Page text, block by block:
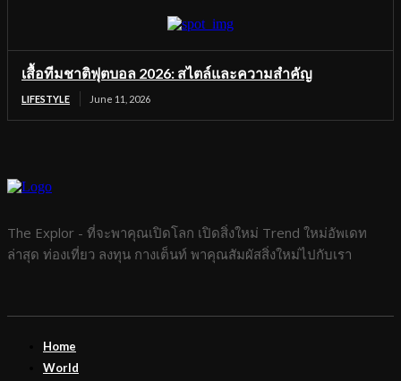
เสื้อทีมชาติฟุตบอล 2026: สไตล์และความสำคัญ
LIFESTYLE June 11, 2026
The Explor - ที่จะพาคุณเปิดโลก เปิดสิ่งใหม่ Trend ใหม่อัพเดท
ล่าสุด ท่องเที่ยว ลงทุน กางเต็นท์ พาคุณสัมผัสสิ่งใหม่ไปกับเรา
Home
World